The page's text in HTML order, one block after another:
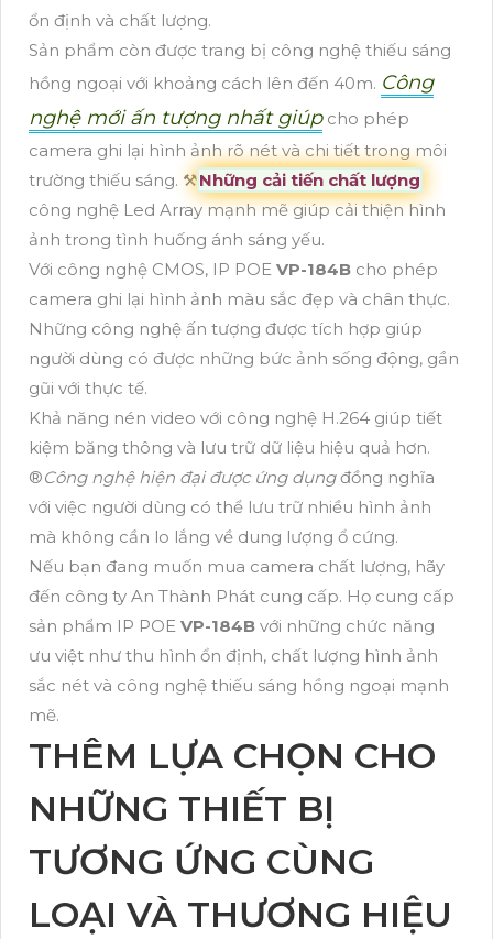
ổn định và chất lượng.
Sản phẩm còn được trang bị công nghệ thiếu sáng
hồng ngoại với khoảng cách lên đến 40m. Công
nghệ mới ấn tượng nhất giúpcho phép
camera ghi lại hình ảnh rõ nét và chi tiết trong môi
trường thiếu sáng. ⚒Những cải tiến chất lượng
công nghệ Led Array mạnh mẽ giúp cải thiện hình
ảnh trong tình huống ánh sáng yếu.
Với công nghệ CMOS, IP POE VP-184B cho phép
camera ghi lại hình ảnh màu sắc đẹp và chân thực.
Những công nghệ ấn tượng được tích hợp giúp
người dùng có được những bức ảnh sống động, gần
gũi với thực tế.
Khả năng nén video với công nghệ H.264 giúp tiết
kiệm băng thông và lưu trữ dữ liệu hiệu quả hơn.
®️Công nghệ hiện đại được ứng dụngđồng nghĩa
với việc người dùng có thể lưu trữ nhiều hình ảnh
mà không cần lo lắng về dung lượng ổ cứng.
Nếu bạn đang muốn mua camera chất lượng, hãy
đến công ty An Thành Phát cung cấp. Họ cung cấp
sản phẩm IP POE VP-184B với những chức năng
ưu việt như thu hình ổn định, chất lượng hình ảnh
sắc nét và công nghệ thiếu sáng hồng ngoại mạnh
mẽ.
THÊM LỰA CHỌN CHO
NHỮNG THIẾT BỊ
TƯƠNG ỨNG CÙNG
LOẠI VÀ THƯƠNG HIỆU